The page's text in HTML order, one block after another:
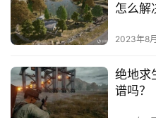
怎么解
2023年8
绝地求
谱吗？